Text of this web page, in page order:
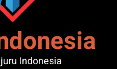
Indonesia